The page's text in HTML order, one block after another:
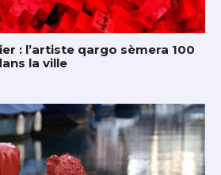
: l’artiste qargo sèmera 100
la ville